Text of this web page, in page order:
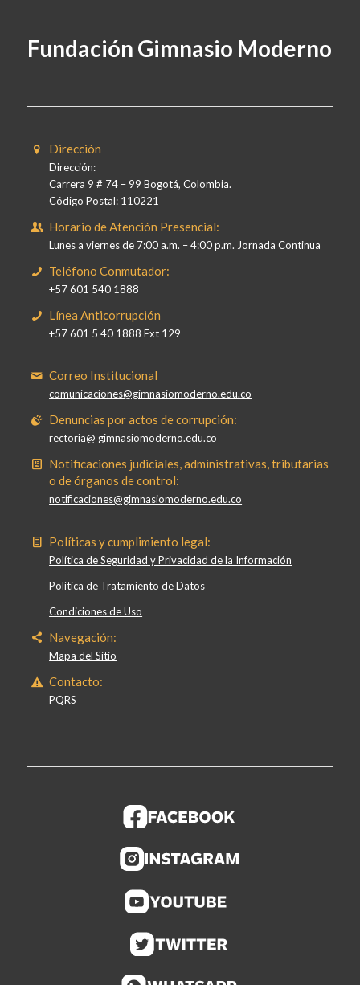
Fundación Gimnasio Moderno
Dirección
Dirección:
Carrera 9 # 74 – 99 Bogotá, Colombia.
Código Postal: 110221
Horario de Atención Presencial:
Lunes a viernes de 7:00 a.m. – 4:00 p.m. Jornada Continua
Teléfono Conmutador:
+57 601 540 1888
Línea Anticorrupción
+57 601 5 40 1888 Ext 129
Correo Institucional
comunicaciones@gimnasiomoderno.edu.co
Denuncias por actos de corrupción:
rectoria@ gimnasiomoderno.edu.co
Notificaciones judiciales, administrativas, tributarias
o de órganos de control:
notificaciones@gimnasiomoderno.edu.co
Políticas y cumplimiento legal:
Política de Seguridad y Privacidad de la Información
Política de Tratamiento de Datos
Condiciones de Uso
Navegación:
Mapa del Sitio
Contacto:
PQRS